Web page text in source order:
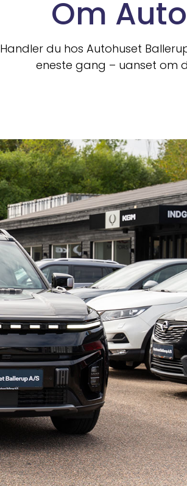
Om
Handler du hos Autohuset
eneste gang – uanset om